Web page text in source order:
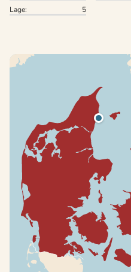
Lage:
5